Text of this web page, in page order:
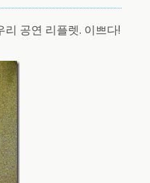
공연 리플렛. 이쁘다!